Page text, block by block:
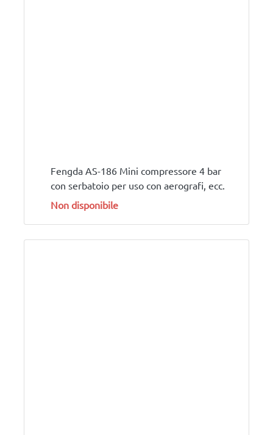
Fengda AS-186 Mini compressore 4 bar
con serbatoio per uso con aerografi, ecc.
Non disponibile